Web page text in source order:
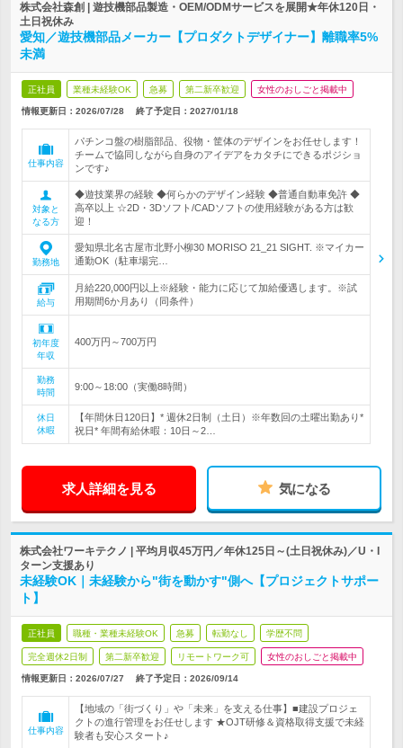
株式会社森創 | 遊技機部品製造・OEM/ODMサービスを展開★年休120日・
土日祝休み
愛知／遊技機部品メーカー【プロダクトデザイナー】離職率5%
未満
正社員 業種未経験OK 急募 第二新卒歓迎 女性のおしごと掲載中
情報更新日：2026/07/28 終了予定日： 2027/01/18
仕事内容
パチンコ盤の樹脂部品、役物・筐体のデザインをお任せします！
チームで協同しながら自身のアイデアをカタチにできるポジショ
ンです♪
対象と
なる方
◆遊技業界の経験 ◆何らかのデザイン経験 ◆普通自動車免許 ◆
高卒以上 ☆2D・3Dソフト/CADソフトの使用経験がある方は歓
迎！
勤務地
愛知県北名古屋市北野小柳30 MORISO 21_21 SIGHT. ※マイカー
通勤OK（駐車場完…
給与
月給220,000円以上※経験・能力に応じて加給優遇します。※試
用期間6か月あり（同条件）
初年度
年収
400万円～700万円
勤務
時間
9:00～18:00（実働8時間）
休日
休暇
【年間休日120日】* 週休2日制（土日）※年数回の土曜出勤あり*
祝日* 年間有給休暇：10日～2…
求人詳細を見る 気になる
株式会社ワーキテクノ | 平均月収45万円／年休125日～(土日祝休み)／U・I
ターン支援あり
未経験OK｜未経験から"街を動かす"側へ【プロジェクトサポー
ト】
正社員 職種・業種未経験OK 急募 転勤なし 学歴不問
完全週休2日制 第二新卒歓迎 リモートワーク可 女性のおしごと掲載中
情報更新日：2026/07/27 終了予定日： 2026/09/14
仕事内容
【地域の「街づくり」や「未来」を支える仕事】■建設プロジェ
クトの進行管理をお任せします ★OJT研修＆資格取得支援で未経
験者も安心スタート♪